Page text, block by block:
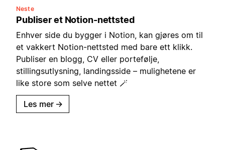
Neste
Publiser et Notion-nettsted
Enhver side du bygger i Notion, kan gjøres om til
et vakkert Notion-nettsted med bare ett klikk.
Publiser en blogg, CV eller portefølje,
stillingsutlysning, landingsside – mulighetene er
like store som selve nettet 🪄
Les mer →